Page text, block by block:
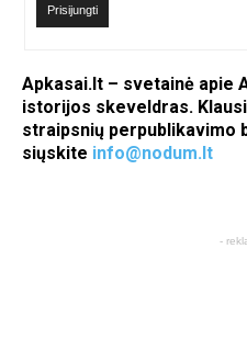
Prisijungti
Apkasai.lt – svetainė apie
istorijos skeveldras.
straipsnių perpublikavimo
siųskite info@nodum.lt
-